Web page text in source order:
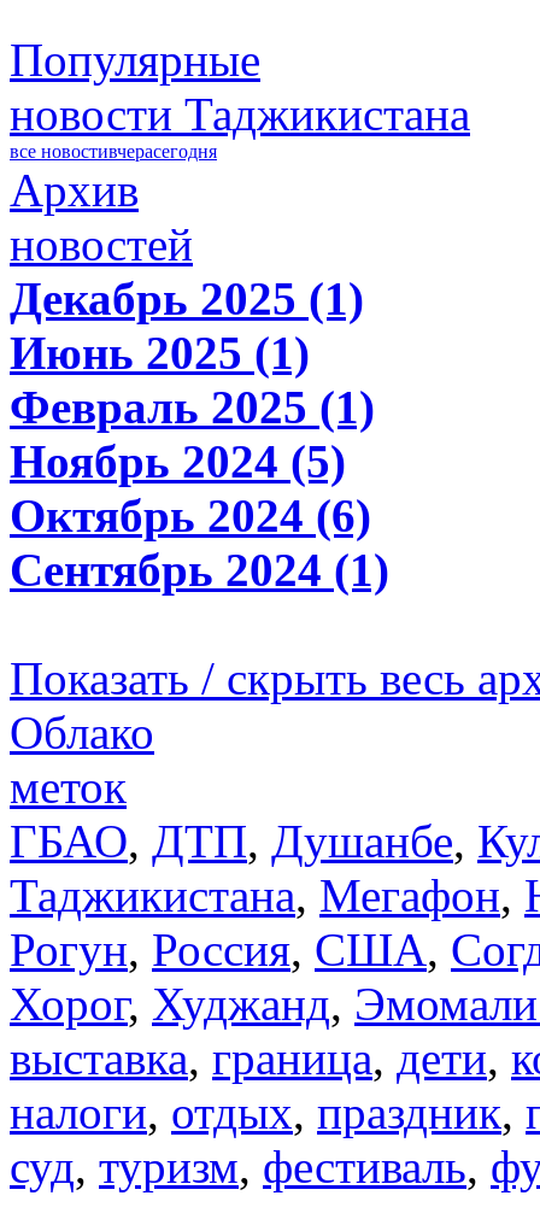
Популярные
новости Таджикистана
все новостивчерасегодня
Архив
новостей
Декабрь 2025 (1)
Июнь 2025 (1)
Февраль 2025 (1)
Ноябрь 2024 (5)
Октябрь 2024 (6)
Сентябрь 2024 (1)
Показать / скрыть весь
Облако
меток
ГБАО, ДТП, Душанбе,
Таджикистана, Мегафон,
Рогун, Россия, США,
Хорог, Худжанд,
выставка, граница, дети,
налоги, отдых, праздник,
суд, туризм, фестиваль,